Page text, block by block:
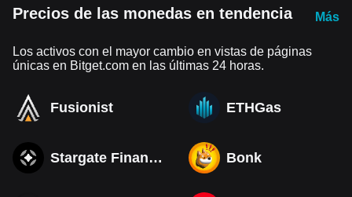
Precios de las monedas en tendencia Más
Los activos con el mayor cambio en vistas de páginas
únicas en Bitget.com en las últimas 24 horas.
Fusionist ETHGas
Stargate Finance Bonk